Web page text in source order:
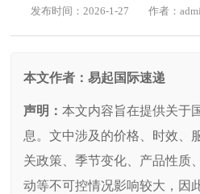
发布时间：2026-1-27 作者：
本文作者：易起国际速递
声明：本文内容旨在提供关于
息。文中涉及的价格、时效、
关政策、季节变化、产品性质
动等不可控情况影响较大，因